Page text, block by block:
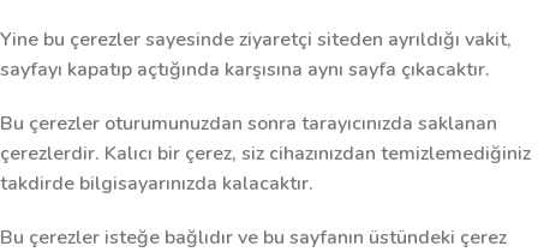
Yine bu çerezler sayesinde ziyaretçi siteden ayrıldığı vakit,
sayfayı kapatıp açtığında karşısına aynı sayfa çıkacaktır.
Bu çerezler oturumunuzdan sonra tarayıcınızda saklanan
çerezlerdir. Kalıcı bir çerez, siz cihazınızdan temizlemediğiniz
takdirde bilgisayarınızda kalacaktır.
Bu çerezler isteğe bağlıdır ve bu sayfanın üstündeki çerez